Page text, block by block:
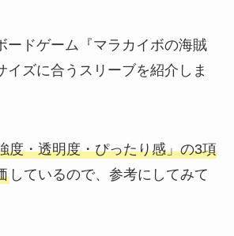
ードゲーム『マラカイボの海賊
イズに合うスリーブを紹介しま
度・透明度・ぴったり感」の3項
しているので、参考にしてみて